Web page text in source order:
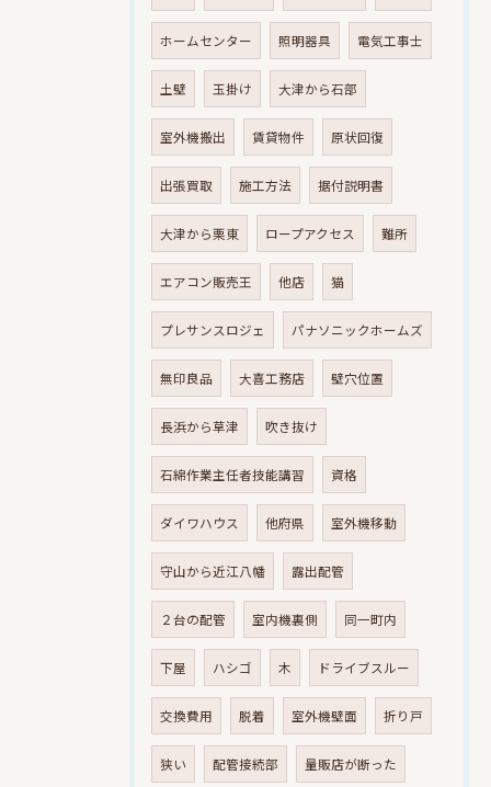
ホームセンター 照明器具 電気工事士
土壁 玉掛け 大津から石部
室外機搬出 賃貸物件 原状回復
出張買取 施工方法 据付説明書
大津から栗東 ロープアクセス 難所
エアコン販売王 他店 猫
プレサンスロジェ パナソニックホームズ
無印良品 大喜工務店 壁穴位置
長浜から草津 吹き抜け
石綿作業主任者技能講習 資格
ダイワハウス 他府県 室外機移動
守山から近江八幡 露出配管
２台の配管 室内機裏側 同一町内
下屋 ハシゴ 木 ドライブスルー
交換費用 脱着 室外機壁面 折り戸
狭い 配管接続部 量販店が断った